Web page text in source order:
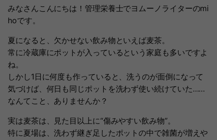
みなさんこんにちは！管理栄養士でヨムーノライターのmi
hoです。
夏になると、欠かせない飲み物といえば麦茶。
常に冷蔵庫にポットが入っているという家庭も多いですよ
ね。
しかし1日に何度も作っていると、洗うのが面倒になって
気づけば、何日も同じポットを洗わず使い続けていた……
なんてこと、ありませんか？
実は麦茶は、見た目以上に“傷みやすい飲み物”。
特に夏場は、洗わず継ぎ足したポットの中で雑菌が増えや